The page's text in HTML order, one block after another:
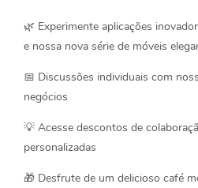
🌿 Experimente aplicações
e nossa nova série de móveis
📅 Discussões individuais com
negócios
💡 Acesse descontos de
personalizadas
🎁 Desfrute de um delicioso café